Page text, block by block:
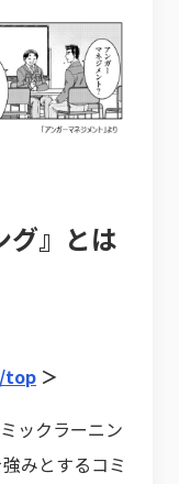
グ』とは
top ＞
ックラーニン
みとするコミ